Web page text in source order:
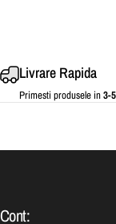
Livrare Rapida
Primesti produsele in3-
Cont: